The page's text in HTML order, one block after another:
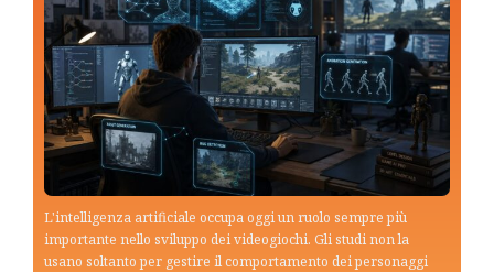
L'intelligenza artificiale occupa oggi un ruolo sempre più
importante nello sviluppo dei videogiochi. Gli studi non la
usano soltanto per gestire il comportamento dei personaggi